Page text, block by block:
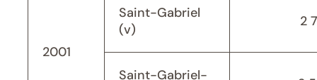
2001
Saint-Gabriel
(v)
2
Saint-Gabriel-